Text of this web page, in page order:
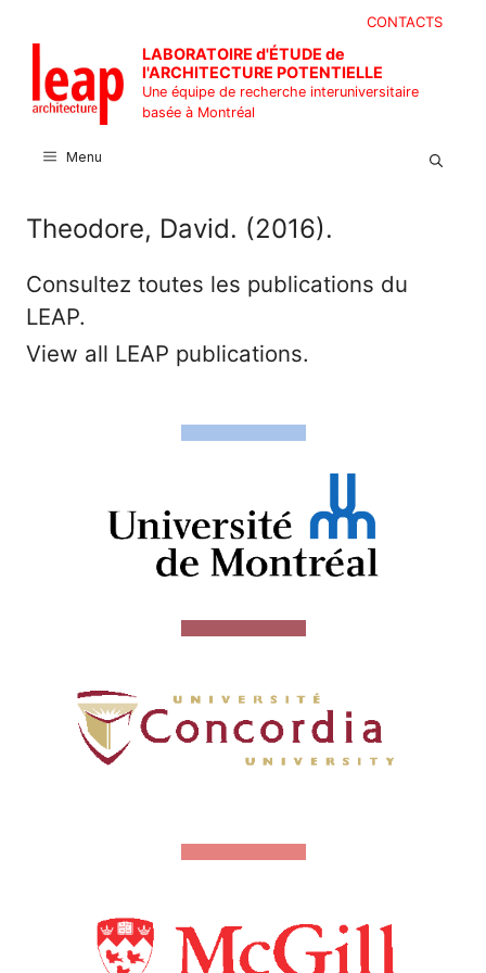
contenu
CONTACTS
LABORATOIRE d'ÉTUDE de
l'ARCHITECTURE POTENTIELLE
Une équipe de recherche interuniversitaire
basée à Montréal
Menu
Theodore, David. (2016).
Consultez toutes les publications du
LEAP.
View all LEAP publications.